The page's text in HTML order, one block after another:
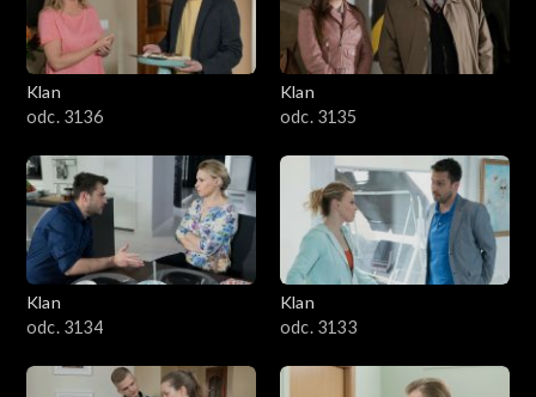
Klan
odc. 3136
Klan
odc. 3135
Klan
odc. 3134
Klan
odc. 3133